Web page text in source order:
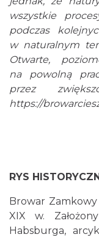
wszystkie
podczas
w naturalnym
Otwarte,
na powolną
przez
https://
RYS
Browar
XIX w.
Habsburga,